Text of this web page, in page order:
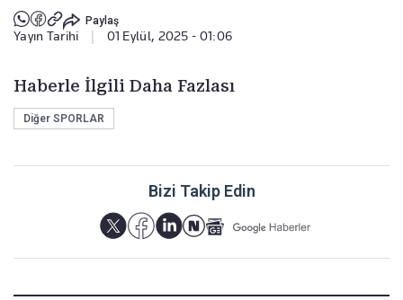
Paylaş
Yayın Tarihi 01 Eylül, 2025 - 01:06
Haberle İlgili Daha Fazlası
Diğer SPORLAR
Bizi Takip Edin